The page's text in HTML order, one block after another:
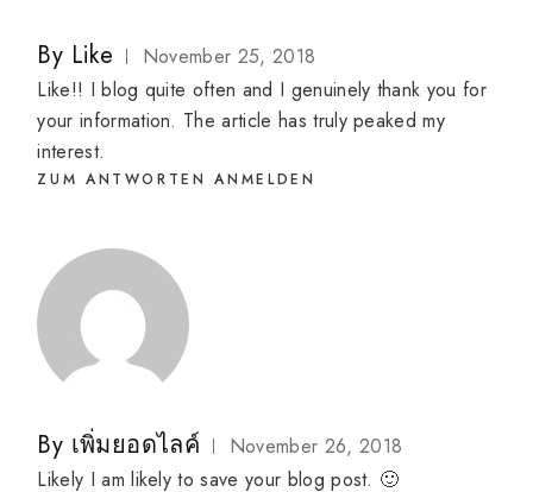
By Like
November 25, 2018
Like!! I blog quite often and I genuinely thank you for
your information. The article has truly peaked my
interest.
ZUM ANTWORTEN ANMELDEN
By เพิ่มยอดไลค์
November 26, 2018
Likely I am likely to save your blog post. 🙂